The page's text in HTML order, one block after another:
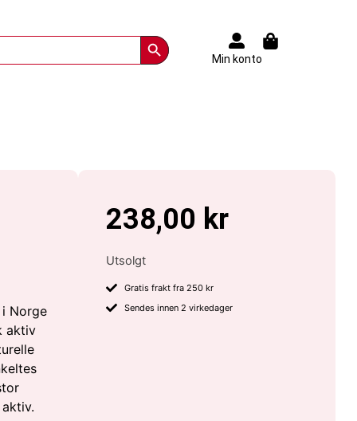
Search Button
Min konto
Norge
aktiv
238,00 kr
Utsolgt
Gratis frakt fra 250 kr
Sendes innen 2 virkedager